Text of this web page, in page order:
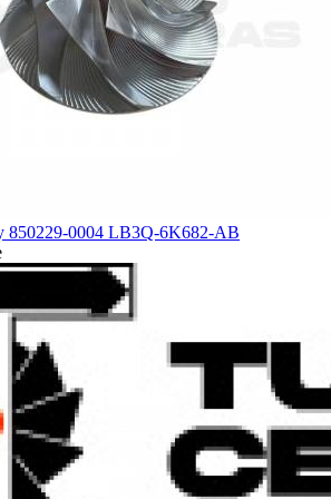
850229-0004 LB3Q-6K682-AB